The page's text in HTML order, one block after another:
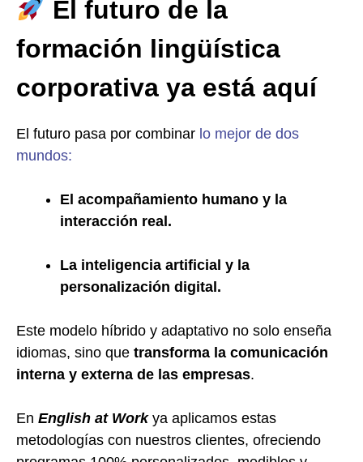
El futuro de la
formación lingüística
corporativa ya está aquí
El futuro pasa por combinar lo mejor de dos
mundos:
El acompañamiento humano y la
interacción real.
La inteligencia artificial y la
personalización digital.
Este modelo híbrido y adaptativo no solo enseña
idiomas, sino que transforma la comunicación
interna y externa de las empresas.
En English at Workya aplicamos estas
metodologías con nuestros clientes, ofreciendo